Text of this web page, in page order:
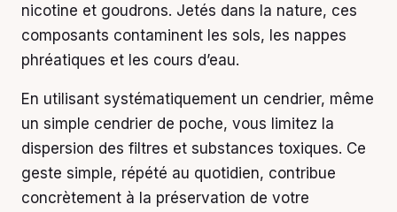
nicotine et goudrons. Jetés dans la nature, ces
composants contaminent les sols, les nappes
phréatiques et les cours d’eau.
En utilisant systématiquement un cendrier, même
un simple cendrier de poche, vous limitez la
dispersion des filtres et substances toxiques. Ce
geste simple, répété au quotidien, contribue
concrètement à la préservation de votre